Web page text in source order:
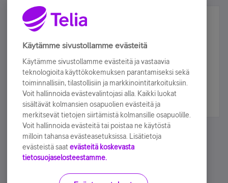
Älä jää paitsi – osallistu ja voita!
Tilaa Telian uutiskirje ja olet mukana arvonnassa.
sähköpostiisi.
Tilaa nyt
Käytämme sivustollamme evästeitä
Käytämme sivustollamme evästeitä ja vastaavia
teknologioita käyttökokemuksen parantamiseksi sekä
toiminnallisiin, tilastollisiin ja markkinointitarkoituksiin.
Voit hallinnoida evästevalintojasi alla. Kaikki luokat
sisältävät kolmansien osapuolien evästeitä ja
merkitsevät tietojen siirtämistä kolmansille osapuolille.
Voit hallinnoida evästeitä tai poistaa ne käytöstä
milloin tahansa evästeasetuksissa. Lisätietoja
evästeistä saat evästeitä koskevasta
tietosuojaselosteestamme.